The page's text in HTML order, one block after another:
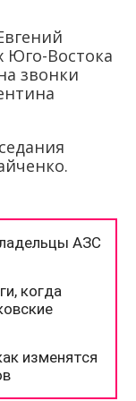
Юго-Востока
звонки